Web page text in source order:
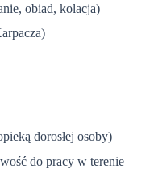
obiad, kolacja)
dorosłej osoby)
do pracy w terenie